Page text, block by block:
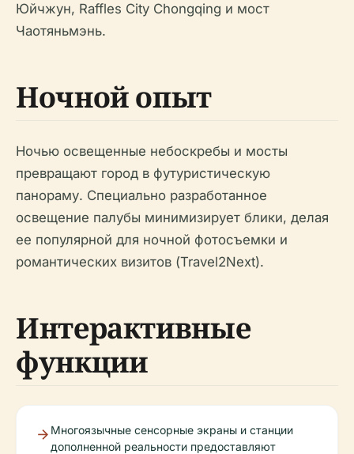
Юйчжун, Raffles City Chongqing и мост
Чаотяньмэнь.
Ночной опыт
Ночью освещенные небоскребы и мосты
превращают город в футуристическую
панораму. Специально разработанное
освещение палубы минимизирует блики, делая
ее популярной для ночной фотосъемки и
романтических визитов (Travel2Next).
Интерактивные
функции
Многоязычные сенсорные экраны и станции
дополненной реальности предоставляют